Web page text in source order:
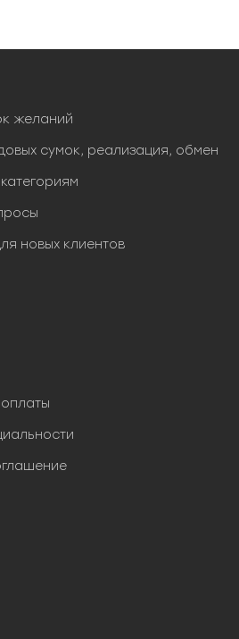
желаний
сумок, реализация, обмен
новых клиентов